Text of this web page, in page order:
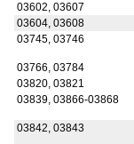
03602, 03607
03604, 03608
03745, 03746
03766, 03784
03820, 03821
03839, 03866-03868
03842, 03843